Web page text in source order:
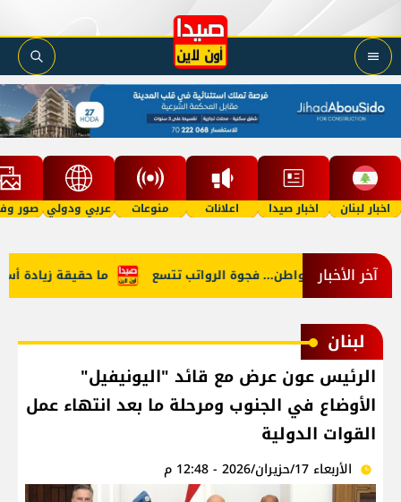
اخبار لبنان اخبار صيدا اعلانات منوعات عربي ودولي صور
آخر الأخبار ما حقيقة زيادة أسعار النائب والمواطن... فجوة الرواتب تتسع
لبنان
الرئيس عون عرض مع قائد "اليونيفيل"
الأوضاع في الجنوب ومرحلة ما بعد انتهاء عمل
القوات الدولية
الأربعاء 17/حزيران/2026 - 12:48 م